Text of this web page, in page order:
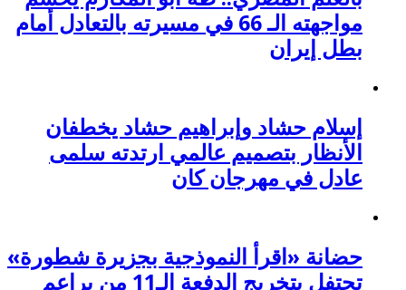
مواجهته الـ 66 في مسيرته بالتعادل أمام
بطل إيران
إسلام حشاد وإبراهيم حشاد يخطفان
الأنظار بتصميم عالمي ارتدته سلمى
عادل في مهرجان كان
حضانة «اقرأ النموذجية بجزيرة شطورة»
تحتفل بتخريج الدفعة الـ11 من براعم